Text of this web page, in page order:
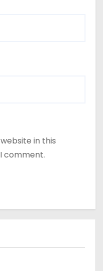
in this
comment.